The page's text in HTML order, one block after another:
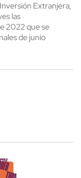
Extranjera,
las
2022 que se
de junio